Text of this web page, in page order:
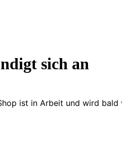
sich an
ist in Arbeit und wird